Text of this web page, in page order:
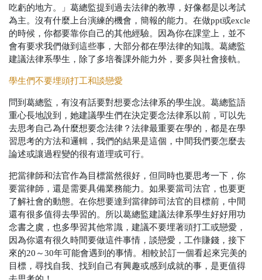
吃虧的地方。」葛總監提到過去法律的教導，好像都是以考試
為主。沒有什麼上台演練的機會，簡報的能力。在做ppt或excle
的時候，你都要靠你自己的其他經驗。因為你在課堂上，並不
會有要求我們做到這些事，大部分都在學法律的知識。葛總監
建議法律系學生，除了多培養課外能力外，要多與社會接軌。
學生們不要埋頭打工和談戀愛
問到葛總監，有沒有話要對想要念法律系的學生說。葛總監語
重心長地說到，她建議學生們在決定要念法律系以前，可以先
去思考自己為什麼想要念法律？法律最重要在學的，都是在學
習思考的方法和邏輯，我們的結果是這個，中間我們要怎麼去
論述或讓過程變的很有道理或可行。
把當律師和法官作為目標當然很好，但同時也要思考一下，你
要當律師，還是需要具備業務能力。如果要當司法官，也要更
了解社會的動態。在你想要達到當律師司法官的目標前，中間
還有很多值得去學習的。所以葛總監建議法律系學生好好用功
念書之虞，也多學習其他常識，建議不要埋著頭打工或戀愛，
因為你還有很久時間要做這件事情，談戀愛，工作賺錢，接下
來的20～30年可能會遇到的事情。相較於訂一個看起來完美的
目標，尋找自我、找到自己有興趣或感到成就的事，是更值得